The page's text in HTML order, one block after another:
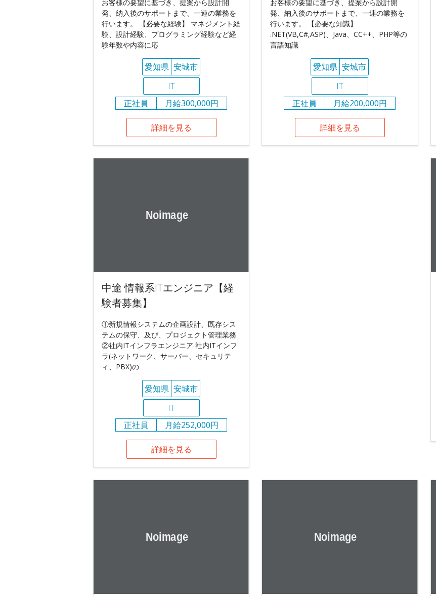
お客様の要望に基づき、提案から設計開
発、納入後のサポートまで、一連の業務を
行います。 【必要な経験】 マネジメント経
験、設計経験、プログラミング経験など経
験年数や内容に応
愛知県 安城市
IT
正社員
月給300,000円
詳細を見る
お客様の要望に基づき、提案から設計開
発、納入後のサポートまで、一連の業務を
行います。 【必要な知識】
.NET(VB,C#,ASP)、Java、CC++、PHP等の
言語知識
愛知県 安城市
IT
正社員
月給200,000円
詳細を見る
中途 情報系ITエンジニア【経
験者募集】
①新規情報システムの企画設計、既存シス
テムの保守、及び、プロジェクト管理業務
②社内ITインフラエンジニア 社内ITインフ
ラ(ネットワーク、サーバー、セキュリテ
ィ、PBX)の
愛知県 安城市
IT
正社員
月給252,000円
詳細を見る